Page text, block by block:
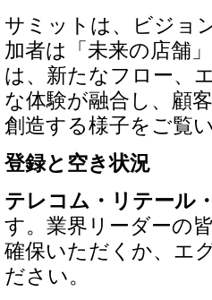
サミットは、ビジョ
加者は「未来の店舗
は、新たなフロー、
な体験が融合し、顧
創造する様子をご覧
登録と空き状況
テレコム・リテール
す。業界リーダーの
確保いただくか、エ
ださい。